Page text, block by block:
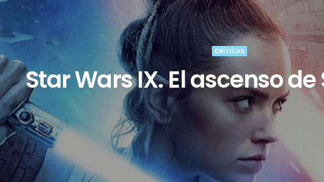
CRÍTICAS
Star Wars IX. El ascenso